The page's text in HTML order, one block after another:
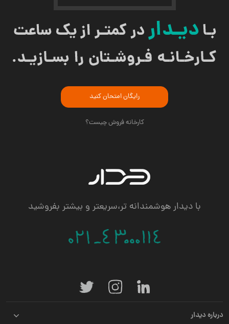
رایگان امتحان کنید
کارخانه فروش چیست؟
با دیدار هوشمندانه تر،سریعتر و بیشتر بفروشید
درباره دیدار